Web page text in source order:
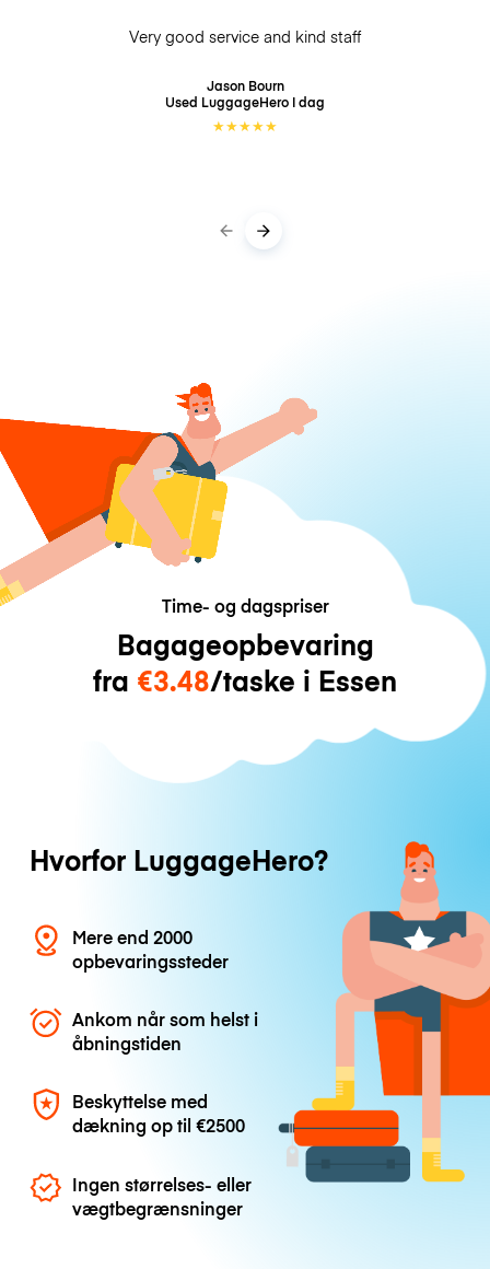
Very good service and kind staff
Jason Bourn
Used LuggageHero I dag
★★★★★
Time- og dagspriser
Bagageopbevaring
fra €3.48/taske i Essen
Hvorfor LuggageHero?
Mere end 2000
opbevaringssteder
Ankom når som helst i
åbningstiden
Beskyttelse med
dækning op til€2500
Ingen størrelses- eller
vægtbegrænsninger